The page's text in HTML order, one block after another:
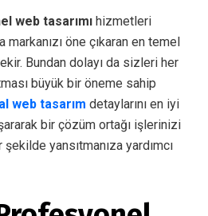
web tasarımı hizmetleri
markanızı öne çıkaran en temel
Bundan dolayı da sizleri her
büyük bir öneme sahip
web tasarım detaylarını en iyi
bir çözüm ortağı işlerinizi
yansıtmanıza yardımcı